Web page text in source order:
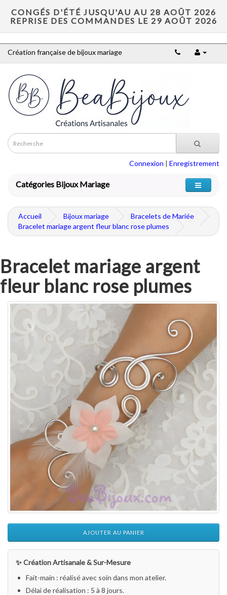
CONGÉS D'ÉTÉ JUSQU'AU AU 28 AOÛT 2026
REPRISE DES COMMANDES LE 29 AOÛT 2026
Création française de bijoux mariage
Connexion | Enregistrement
Catégories Bijoux Mariage
Accueil Bijoux mariage
Bracelets de Mariée
Bracelet mariage argent fleur blanc rose plumes
Bracelet mariage argent
fleur blanc rose plumes
AJOUTER AU PANIER
✨ Création Artisanale & Sur-Mesure
Fait-main : réalisé avec soin dans mon atelier.
Délai de réalisation : 5 à 8 jours.